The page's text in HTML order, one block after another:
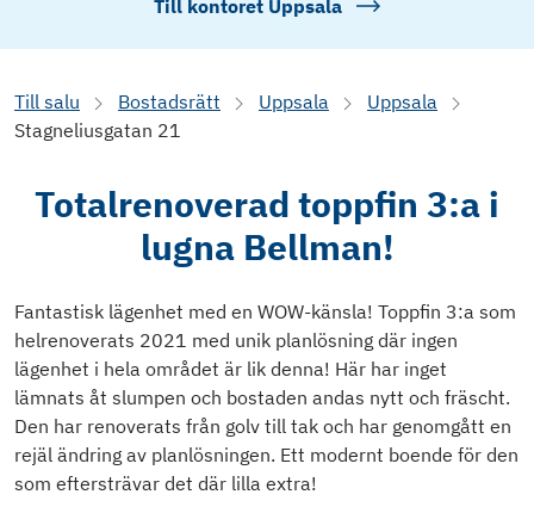
Till kontoret Uppsala
Till salu Bostadsrätt Uppsala
Uppsala
Stagneliusgatan 21
Totalrenoverad toppfin 3:a i
lugna Bellman!
Fantastisk lägenhet med en WOW-känsla! Toppfin 3:a som
helrenoverats 2021 med unik planlösning där ingen
lägenhet i hela området är lik denna! Här har inget
lämnats åt slumpen och bostaden andas nytt och fräscht.
Den har renoverats från golv till tak och har genomgått en
rejäl ändring av planlösningen. Ett modernt boende för den
som eftersträvar det där lilla extra!